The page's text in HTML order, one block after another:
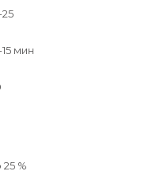
строго вверх дном;
защитную крышку;
пистолету
пену в
не менее 15 раз;
пены;
пистолета и
двигая баллон в
25
15 мин
25 %